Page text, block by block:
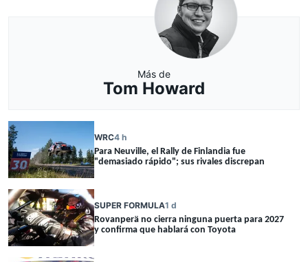
Más de
Tom Howard
WRC4 h
Para Neuville, el Rally de Finlandia fue
"demasiado rápido"; sus rivales discrepan
SUPER FORMULA1 d
Rovanperä no cierra ninguna puerta para 2027
y confirma que hablará con Toyota